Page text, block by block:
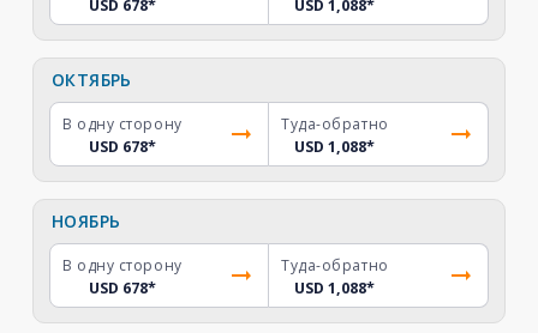
USD 678*
USD 1,088*
ОКТЯБРЬ
В одну сторону
USD 678*
Туда-обратно
USD 1,088*
НОЯБРЬ
В одну сторону
USD 678*
Туда-обратно
USD 1,088*